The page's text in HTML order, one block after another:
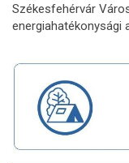
Székesfehérvár
energiahatékonysági